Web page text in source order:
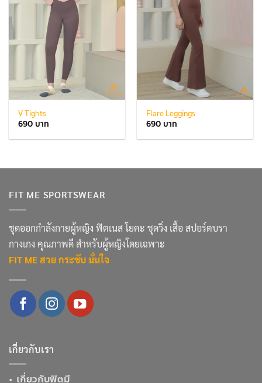
V Tights
690
Flare Leggings
690
FIT ME SPORTSWEAR
ชุดออกกำลังกายผู้หญิง ฟิตเนส โยคะ ชุดวิ่ง เสื้อ สปอร์ตบรา
กางเกง คุณภาพดี สำหรับผู้หญิงโดยเฉพาะ
FIT ME สวย กระชับ มั่นใจ
เกี่ยวกับเรา
• เกี่ยวกับฟิตมี